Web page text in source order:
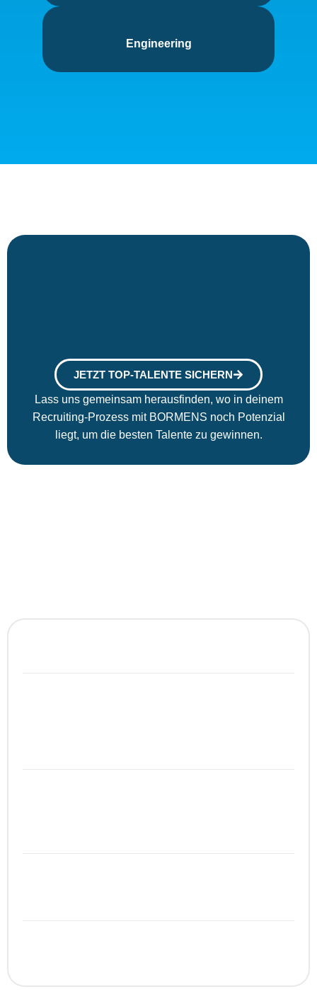
Engineering
JETZT TOP-TALENTE SICHERN
Lass uns gemeinsam herausfinden, wo in deinem
Recruiting-Prozess mit BORMENS noch Potenzial
liegt, um die besten Talente zu gewinnen.